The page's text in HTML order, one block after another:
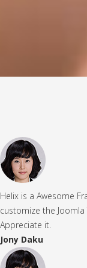
Helix is a Awesome
customize the Joomla
Appreciate it.
Jony Daku